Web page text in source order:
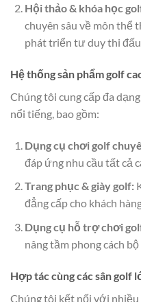
Hội thảo & khóa học
chuyên sâu về môn thể
phát triển tư duy thi
Hệ thống sản phẩm golf
Chúng tôi cung cấp đa
nổi tiếng, bao gồm:
Dụng cụ chơi golf
đáp ứng nhu cầu tất cả
Trang phục & giày golf:
đẳng cấp cho khách
Dụng cụ hỗ trợ chơi
nâng tầm phong cách bộ
Hợp tác cùng các sân golf
Chúng tôi kết nối với nhiều